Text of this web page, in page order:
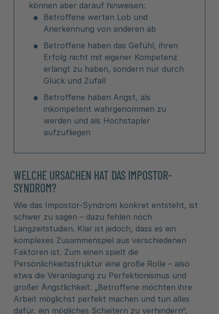
können aber darauf hinweisen:
Betroffene werten Lob und
Anerkennung von anderen ab
Betroffene haben das Gefühl, ihren
Erfolg nicht mit eigener Kompetenz
erlangt zu haben, sondern nur durch
Glück und Zufall
Betroffene haben Angst, als
inkompetent wahrgenommen zu
werden und als Hochstapler
aufzufliegen
WELCHE URSACHEN HAT DAS IMPOSTOR-
SYNDROM?
Wie das Impostor-Syndrom konkret entsteht, ist
schwer zu sagen – dazu fehlen noch
Langzeitstudien. Klar ist jedoch, dass es ein
komplexes Zusammenspiel aus verschiedenen
Faktoren ist. Zum einen spielt die
Persönlichkeitsstruktur eine große Rolle – also
etwa die Veranlagung zu Perfektionismus und
großer Ängstlichkeit. „Betroffene möchten ihre
Arbeit möglichst perfekt machen und tun alles
dafür, ein mögliches Scheitern zu verhindern“,